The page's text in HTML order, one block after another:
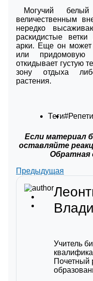
Могучий
величественным
нередко
раскидистые
арки. Еще он может
или придомовую
откидывает густую
зону отдыха
растения.
Теги
Если материал
оставляйте
Обратная
Предыдущая
Учитель
Почетный